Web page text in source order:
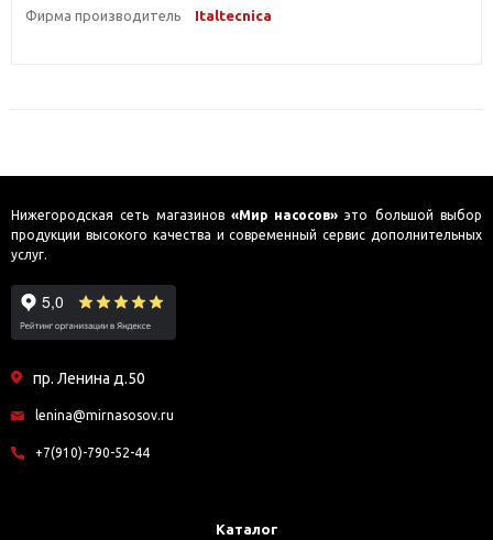
Фирма производитель Italtecnica
Нижегородская сеть магазинов «Мир насосов» это большой выбор
продукции высокого качества и современный сервис дополнительных
услуг.
пр. Ленина д.50
lenina@mirnasosov.ru
+7(910)-790-52-44
Каталог